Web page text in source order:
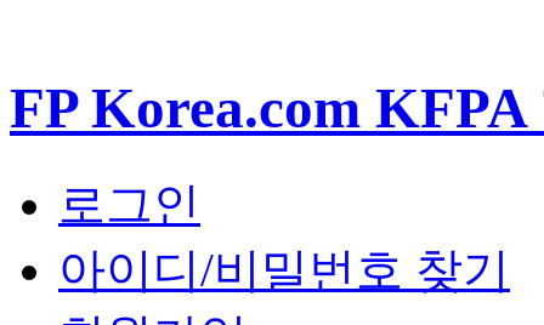
FP Korea.com
로그인
아이디/비밀번호 찾기